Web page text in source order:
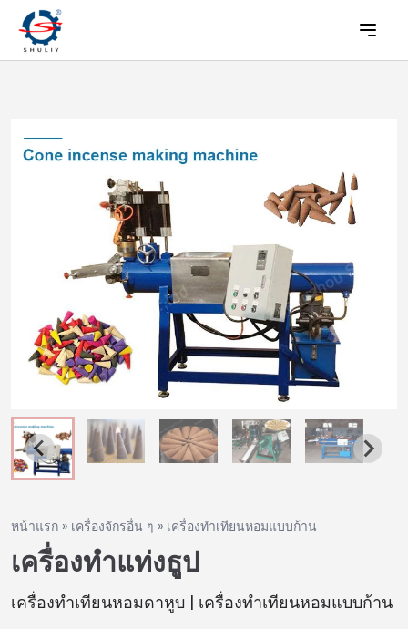
หน้าแรก » เครื่องจักรอื่น ๆ » เครื่องทำเทียนหอมแบบก้าน
เครื่องทำแท่งธูป
เครื่องทำเทียนหอมดาหูบ | เครื่องทำเทียนหอมแบบก้าน